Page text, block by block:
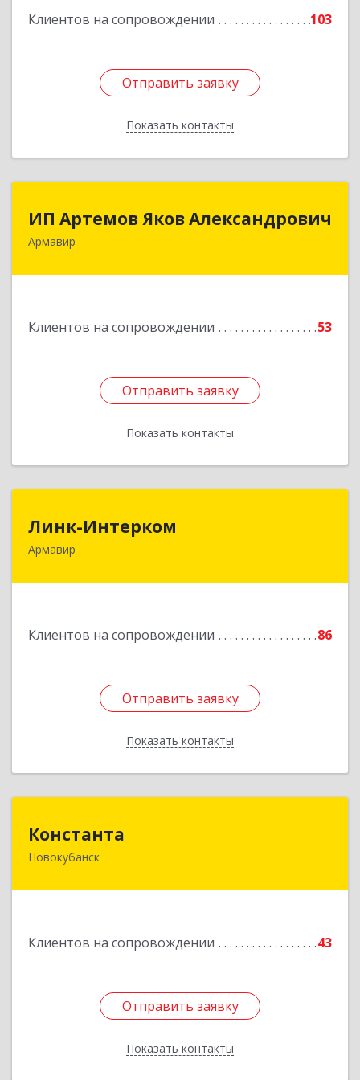
Клиентов на сопровождении 103
Отправить заявку
Показать контакты
Отправить заявку
Назад
ИП Артемов Яков Александрович
Армавир
Клиентов на сопровождении 53
Отправить заявку
Показать контакты
Отправить заявку
Назад
Линк-Интерком
Армавир
Клиентов на сопровождении 86
Отправить заявку
Показать контакты
Подробнее
Отправить заявку
Назад
Константа
Новокубанск
Клиентов на сопровождении 43
Отправить заявку
Показать контакты
352240, Краснодарский край, Новокубанск г,
Отправить заявку
Назад